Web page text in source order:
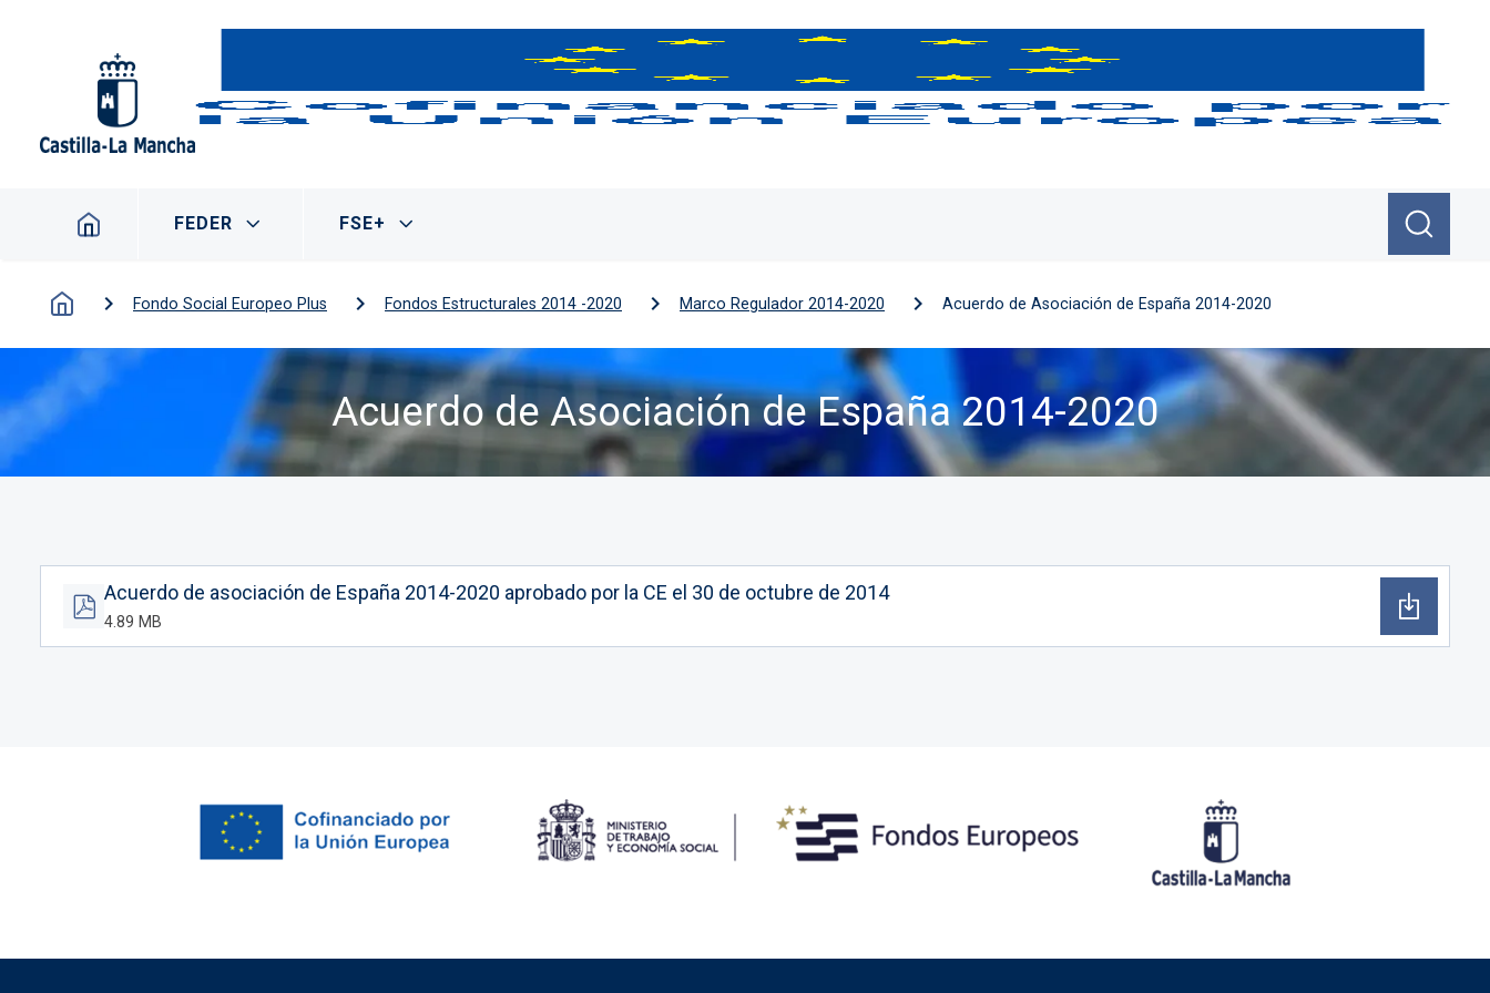
Navegación principal
FEDER FSE+
Fondo Social Europeo Plus Fondos Estructurales 2014 -2020 Marco Regulador 2014-2020 Acuerdo de Asociación de España 2014-2020
Acuerdo de Asociación de España 2014-2020
Acuerdo de asociación de España 2014-2020 aprobado por la CE el 30 de octubre de 2014
4.89 MB